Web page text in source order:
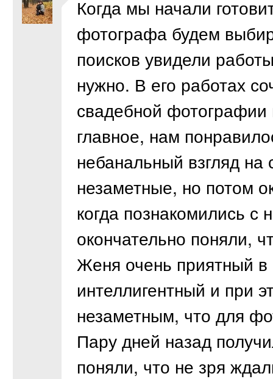
Когда мы начали
фотографа будем
поисков увидели
нужно. В его работах
свадебной
главное, нам
небанальный взгляд
незаметные, но потом
когда познакомились с
окончательно поняли,
Женя очень приятный
интеллигентный и при
незаметным, что для
Пару дней назад
поняли, что не зря